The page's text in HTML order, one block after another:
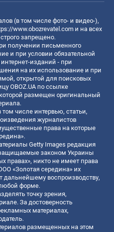
(в том числе фото- и видео-),
www.obozrevatel.com и на всех
запрещено.
получении письменного
и при условии обязательной
изданий - при
на их использование и при
открытой для поисковых
OBOZ.UA по ссылке
размещен оригинальный
числе интервью, статьи,
журналистов
права на которые
Getty Images редакция
законом Украины
правах», никто не имеет права
«Золотая середина» их
дальнейшему воспроизводству,
форме.
точку зрения,
За достоверность
материалах,
размещенных на этом